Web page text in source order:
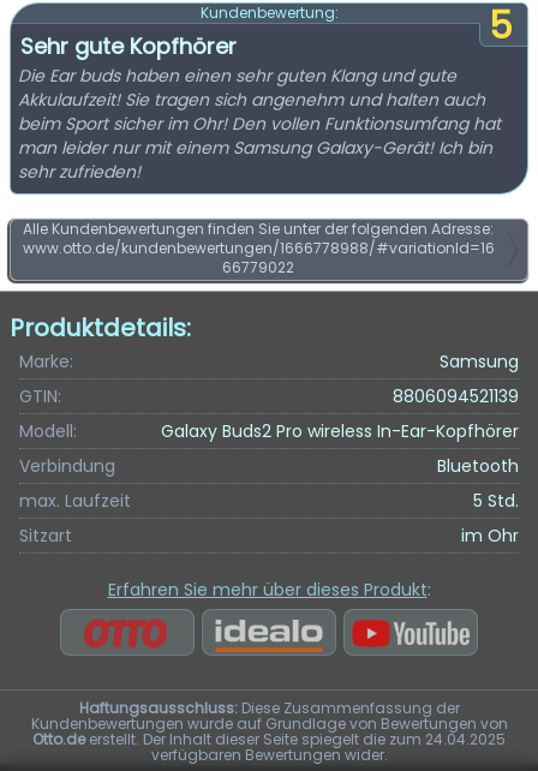
5
Kundenbewertung:
Sehr gute Kopfhörer
Die Ear buds haben einen sehr guten Klang und gute
Akkulaufzeit! Sie tragen sich angenehm und halten auch
beim Sport sicher im Ohr! Den vollen Funktionsumfang hat
man leider nur mit einem Samsung Galaxy-Gerät! Ich bin
sehr zufrieden!
Alle Kundenbewertungen finden Sie unter der folgenden Adresse:
www.otto.de/kundenbewertungen/1666778988/#variationId=16
66779022
Produktdetails:
Marke:
Samsung
GTIN:
8806094521139
Modell:
Galaxy Buds2 Pro wireless In-Ear-Kopfhörer
Verbindung
Bluetooth
max. Laufzeit
5 Std.
Sitzart
im Ohr
Erfahren Sie mehr über dieses Produkt:
Haftungsausschluss:Diese Zusammenfassung der
Kundenbewertungen wurde auf Grundlage von Bewertungen von
Otto.deerstellt. Der Inhalt dieser Seite spiegelt die zum 24.04.2025
verfügbaren Bewertungen wider.